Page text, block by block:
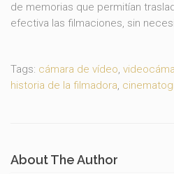
de memorias que permitían
efectiva las filmaciones, sin
Tags: cámara de vídeo,
historia de la filmadora,
About The Author